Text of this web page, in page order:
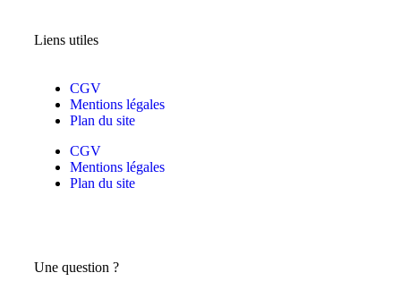
Liens utiles
CGV
Mentions légales
Plan du site
CGV
Mentions légales
Plan du site
Une question ?